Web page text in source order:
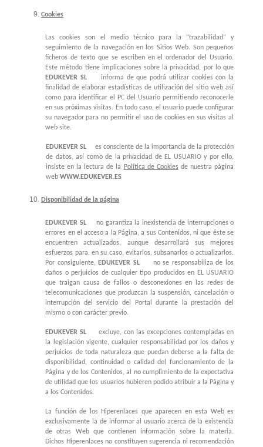
Cookies
Las cookies son el medio técnico para la “trazabilidad” y
seguimiento de la navegación en los Sitios Web. Son pequeños
ficheros de texto que se escriben en el ordenador del Usuario.
Este método tiene implicaciones sobre la privacidad, por lo que
EDUKEVER SL informa de que podrá utilizar cookies con la
finalidad de elaborar estadísticas de utilización del sitio web así
como para identificar el PC del Usuario permitiendo reconocerle
en sus próximas visitas. En todo caso, el usuario puede configurar
su navegador para no permitir el uso de cookies en sus visitas al
web site.
EDUKEVER SL es consciente de la importancia de la protección
de datos, así como de la privacidad de EL USUARIO y por ello,
insiste en la lectura de la
Política de Cookiesde nuestra página
web WWW.EDUKEVER.ES
Disponibilidad de la página
EDUKEVER SLno garantiza la inexistencia de interrupciones o
errores en el acceso a la Página, a sus Contenidos, ni que éste se
encuentren actualizados, aunque desarrollará sus mejores
esfuerzos para, en su caso, evitarlos, subsanarlos o actualizarlos.
Por consiguiente, EDUKEVER SLno se responsabiliza de los
daños o perjuicios de cualquier tipo producidos en EL USUARIO
que traigan causa de fallos o desconexiones en las redes de
telecomunicaciones que produzcan la suspensión, cancelación o
interrupción del servicio del Portal durante la prestación del
mismo o con carácter previo.
EDUKEVER SL excluye, con las excepciones contempladas en
la legislación vigente, cualquier responsabilidad por los daños y
perjuicios de toda naturaleza que puedan deberse a la falta de
disponibilidad, continuidad o calidad del funcionamiento de la
Página y de los Contenidos, al no cumplimiento de la expectativa
de utilidad que los usuarios hubieren podido atribuir a la Página y
a los Contenidos.
La función de los Hiperenlaces que aparecen en esta Web es
exclusivamente la de informar al usuario acerca de la existencia
de otras Web que contienen información sobre la materia.
Dichos Hiperenlaces no constituyen sugerencia ni recomendación